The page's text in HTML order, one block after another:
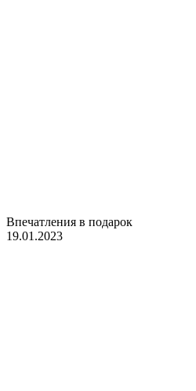
Впечатления в подарок
19.01.2023